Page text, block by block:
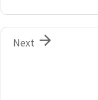

Next